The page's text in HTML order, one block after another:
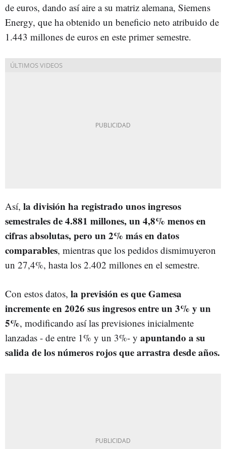
de euros, dando así aire a su matriz alemana, Siemens
Energy, que ha obtenido un beneficio neto atribuido de
1.443 millones de euros en este primer semestre.
Así, la división ha registrado unos ingresos
semestrales de 4.881 millones, un 4,8% menos en
cifras absolutas, pero un 2% más en datos
comparables, mientras que los pedidos dismimuyeron
un 27,4%, hasta los 2.402 millones en el semestre.
Con estos datos, la previsión es que Gamesa
incremente en 2026 sus ingresos entre un 3% y un
5%, modificando así las previsiones inicialmente
lanzadas - de entre 1% y un 3%- y apuntando a su
salida de los números rojos que arrastra desde años.